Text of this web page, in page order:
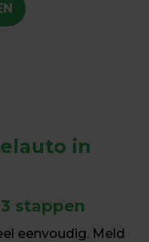
in
stappen
eenvoudig. Meld